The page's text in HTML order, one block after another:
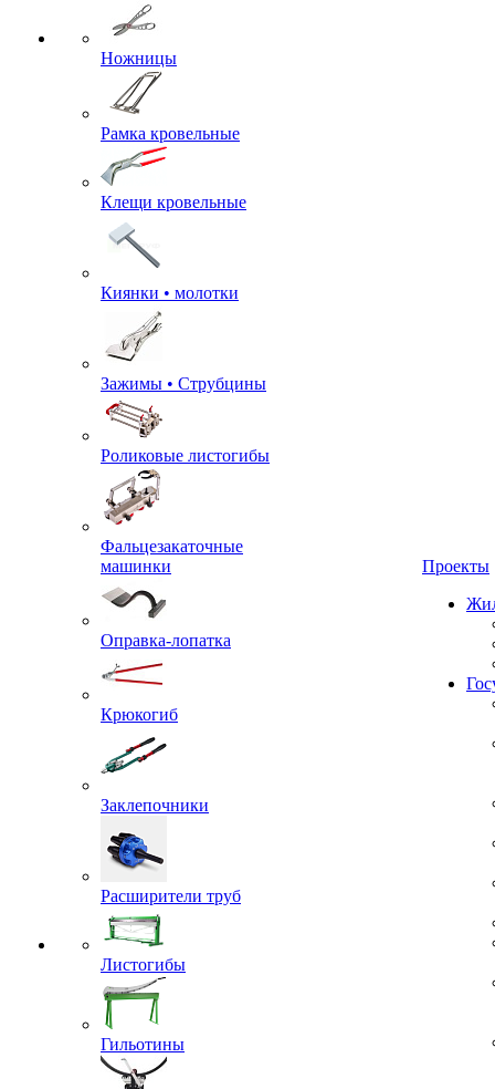
Ножницы
Рамка кровельные
Клещи кровельные
Киянки • молотки
Зажимы • Струбцины
Роликовые листогибы
Фальцезакаточные
машинки
Оправка-лопатка
Крюкогиб
Заклепочники
Расширители труб
Листогибы
Гильотины
Проекты